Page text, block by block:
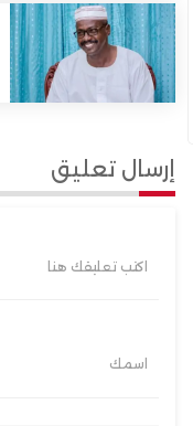
إرسال تعليق
اكتب تعليقك هنا
اسمك